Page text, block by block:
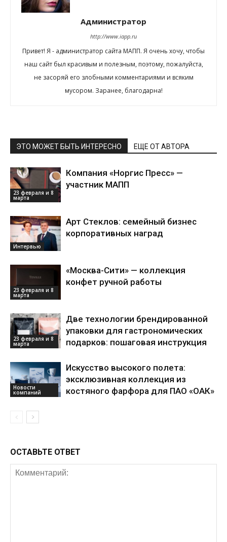
Администратор
http://www.iapp.ru
Привет! Я - администратор сайта МАПП. Я очень хочу, чтобы
наш сайт был красивым и полезным, поэтому, пожалуйста,
не засоряй его злобными комментариями и всяким
мусором. Заранее, благодарна!
ЭТО МОЖЕТ БЫТЬ ИНТЕРЕСНО ЕЩЕ ОТ АВТОРА
23 февраля и 8
марта
Компания «Норгис Пресс» —
участник МАПП
Интервью
Арт Стеклов: семейный бизнес
корпоративных наград
23 февраля и 8
марта
«Москва-Сити» — коллекция
конфет ручной работы
23 февраля и 8
марта
Две технологии брендированной
упаковки для гастрономических
подарков: пошаговая инструкция
Новости
компаний
Искусство высокого полета:
эксклюзивная коллекция из
костяного фарфора для ПАО «ОАК»
ОСТАВЬТЕ ОТВЕТ